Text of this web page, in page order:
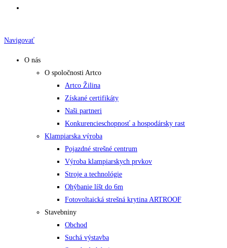
to
Navigovať
O nás
O spoločnosti Artco
Artco Žilina
Získané certifikáty
Naši partneri
Konkurencieschopnosť a hospodársky rast
Klampiarska výroba
Pojazdné strešné centrum
Výroba klampiarskych prvkov
Stroje a technológie
Ohýbanie líšt do 6m
Fotovoltaická strešná krytina ARTROOF
Stavebniny
Obchod
Suchá výstavba